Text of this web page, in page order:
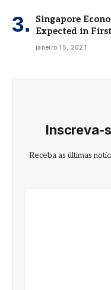
Singapore
Expected in
janeiro 15, 2021
Inscreva-
Receba as últimas